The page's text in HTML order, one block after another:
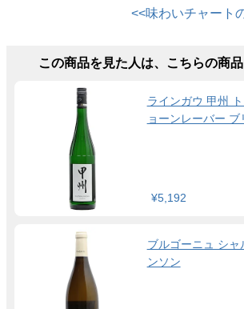
<<味わいチャート
この商品を見た人は、こちらの商
ラインガウ 甲州
ョーンレーバー
¥5,192
ブルゴーニュ シャ
ンソン